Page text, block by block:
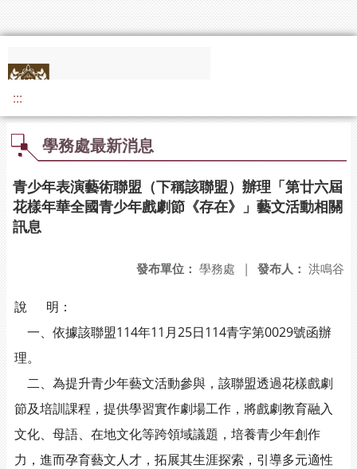
:::
學務處最新消息
青少年表演藝術聯盟（下稱該聯盟）辦理「第廿六屆
花樣年華全國青少年戲劇節《存在》」藝文活動相關
訊息
發布人： 洪鳴谷
發布單位： 學務處 |
說 明：
一、依據該聯盟114年11月25日114青字第0029號函辦
理。
二、為提升青少年藝文活動參與，該聯盟透過花樣戲劇
節及培訓課程，提供學習實作劇場工作，將戲劇教育融入
文化、母語、在地文化等跨領域議題，培養青少年創作
力，進而孕育藝文人才，拓展其生涯探索，引導多元適性